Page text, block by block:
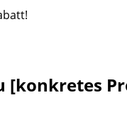
[konkretes